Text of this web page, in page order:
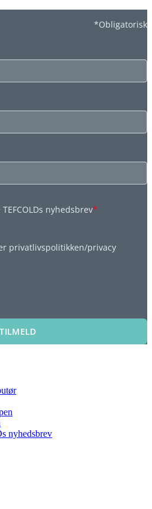
*Obligatorisk
nyhedsbrev*
privatlivspolitikken/privacy
TILMELD
nyhedsbrev